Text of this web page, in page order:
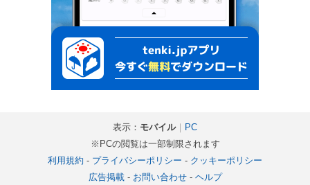
表示： モバイル｜ PC
※PCの閲覧は一部制限されます
利用規約 - プライバシーポリシー - クッキーポリシー
広告掲載- お問い合わせ- ヘルプ